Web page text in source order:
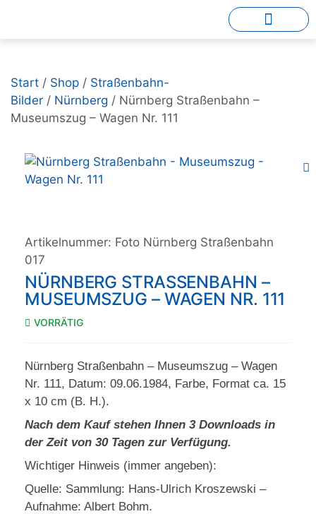
Start / Shop / Straßenbahn-
Bilder / Nürnberg / Nürnberg Straßenbahn –
Museumszug – Wagen Nr. 111
Artikelnummer: Foto Nürnberg Straßenbahn
017
NÜRNBERG STRASSENBAHN – M
USEUMSZUG – WAGEN NR. 111
VORRÄTIG
Nürnberg Straßenbahn – Museumszug – Wagen
Nr. 111, Datum: 09.06.1984, Farbe, Format ca. 15
x 10 cm (B. H.).
Nach dem Kauf stehen Ihnen 3 Downloads in
der Zeit von 30 Tagen zur Verfügung.
Wichtiger Hinweis (immer angeben):
Quelle: Sammlung: Hans-Ulrich Kroszewski –
Aufnahme: Albert Bohm.